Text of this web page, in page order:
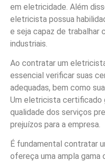
em eletricidade. Além
eletricista possua
e seja capaz de trabalhar
industriais.
Ao contratar um
essencial verificar suas
adequadas, bem como
Um eletricista certificado
qualidade dos serviços
prejuízos para a empresa.
É fundamental contratar
ofereça uma ampla gama